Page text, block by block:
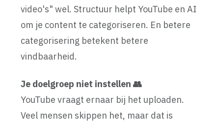
video's" wel. Structuur helpt YouTube en AI
om je content te categoriseren. En betere
categorisering betekent betere
vindbaarheid.
Je doelgroep niet instellen 👥
YouTube vraagt ernaar bij het uploaden.
Veel mensen skippen het, maar dat is